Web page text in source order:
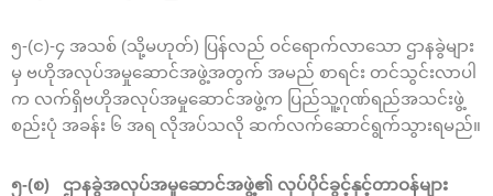
၅-(င)-၄ အသစ် (သို့မဟုတ်) ပြန်လည် ဝင်ရောက်လာသော ဌာနခွဲများ
မှ ဗဟိုအလုပ်အမှုဆောင်အဖွဲ့အတွက် အမည် စာရင်း တင်သွင်းလာပါ
က လက်ရှိဗဟိုအလုပ်အမှုဆောင်အဖွဲ့က ပြည်သူ့ဂုဏ်ရည်အသင်းဖွဲ့
စည်းပုံ အခန်း ၆ အရ လိုအပ်သလို ဆက်လက်ဆောင်ရွက်သွားရမည်။
၅-(စ) ဌာနခွဲအလုပ်အမှုဆောင်အဖွဲ့၏ လုပ်ပိုင်ခွင့်နှင့်တာဝန်များ